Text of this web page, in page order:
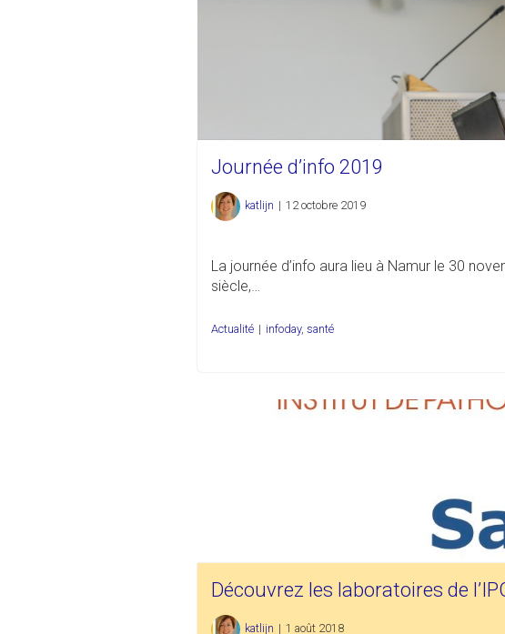
Journée d’info 2019
katlijn | 12 octobre 2019
La journée d’info aura lieu à Namur le 30
siècle,…
Actualité | infoday, santé
Découvrez les laboratoires de
katlijn | 1 août 2018